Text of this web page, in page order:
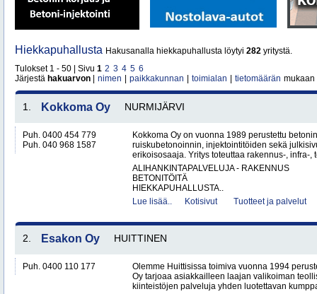
Hiekkapuhallusta Hakusanalla hiekkapuhallusta löytyi 282 yritystä.
Tulokset 1 - 50 | Sivu 1 2 3 4 5 6
Järjestä hakuarvon nimen paikkakunnan toimialan tietomäärän mukaan
1. Kokkoma Oy NURMIJÄRVI
Puh. 0400 454 779
Puh. 040 968 1587
Kokkoma Oy on vuonna 1989 perustettu
ruiskubetonoinnin, injektointitöiden sekä
erikoisosaaja. Yritys toteuttaa rakennus-, infra-,
ALIHANKINTAPALVELUJA - RAKENNUS
BETONITÖITÄ
HIEKKAPUHALLUSTA..
Lue lisää..
Kotisivut Tuotteet ja palvelut
2. Esakon Oy HUITTINEN
Puh. 0400 110 177
Olemme Huittisissa toimiva vuonna 1994
Oy tarjoaa asiakkailleen laajan valikoiman
kiinteistöjen palveluja yhden luotettavan